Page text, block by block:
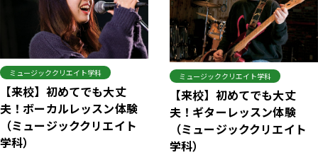
ミュージッククリエイト学科
【来校】初めてでも大丈
夫！ボーカルレッスン体験
（ミュージッククリエイト
学科）
ミュージッククリエイト学科
【来校】初めてでも大丈
夫！ギターレッスン体験
（ミュージッククリエイト
学科）